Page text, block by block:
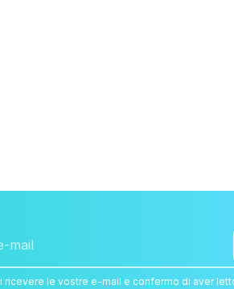
ricevere le vostre e-mail e confermo di aver